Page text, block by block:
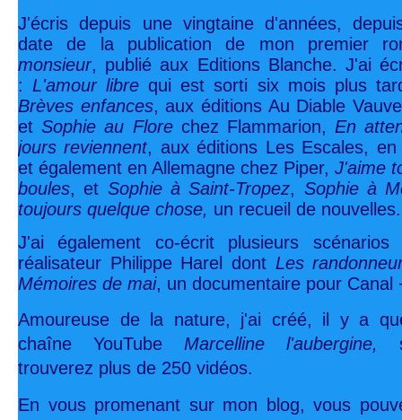
J'écris depuis une vingtaine d'années,
date de la publication de mon premier
monsieur, publié aux Editions Blanche. J'ai
: L'amour libre qui est sorti six mois plus
Brèves enfances, aux éditions Au Diable
etSophie au Florechez Flammarion, En
jours reviennent, aux éditions Les Escales,
et également en Allemagne chez Piper, J'aime
boules, et Sophie à Saint-Tropez, Sophie à
toujours quelque chose, un recueil de nouvelles.
J'ai également co-écrit plusieurs
réalisateur Philippe Harel dont Les
Mémoires de mai, un documentaire pour Canal
Amoureuse de la nature, j'ai créé, il y a
chaîne YouTube Marcelline l'aubergine,
trouverez plus de 250 vidéos.
En vous promenant sur mon blog, vous